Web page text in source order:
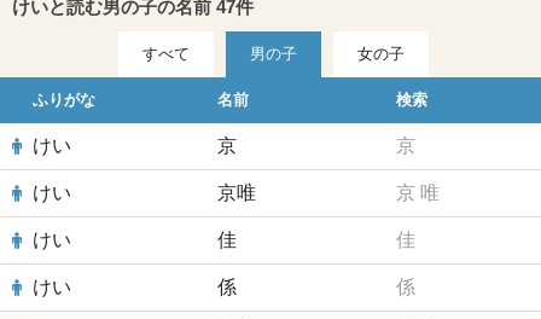
けいと読む男の子の名前 47件
すべて 男の子 女の子
ふりがな 名前 検索
けい 京 京
けい 京唯 京 唯
けい 佳 佳
けい 係 係